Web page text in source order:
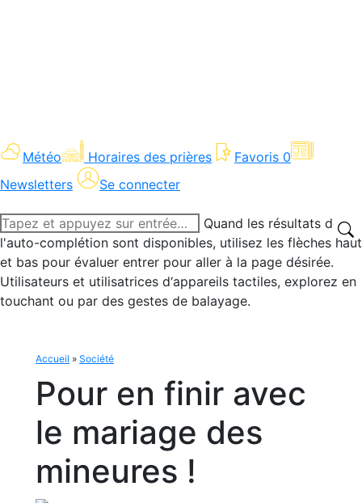
Météo Horaires des prières Favoris 0
Newsletters
Se connecter
Recherche
:
Quand les résultats de
l'auto-complétion sont disponibles, utilisez les flèches haut
et bas pour évaluer entrer pour aller à la page désirée.
Utilisateurs et utilisatrices d‘appareils tactiles, explorez en
touchant ou par des gestes de balayage.
Accueil » Société
Pour en finir avec
le mariage des
mineures !